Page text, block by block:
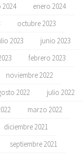
enero 2024
octubre 2023
2023
junio 2023
febrero 2023
noviembre 2022
2022
julio 2022
marzo 2022
diciembre 2021
septiembre 2021